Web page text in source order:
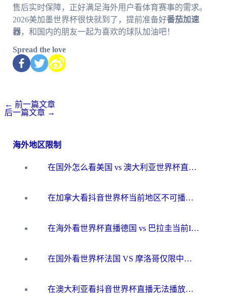
售后实时保障，正好满足海外用户看体育赛事的需求。
2026美加墨世界杯很快就到了，提前准备好番茄加速
器，和国内的朋友一起为喜欢的球队加油吧！
Spread the love
← 前一篇文章
后一篇文章 →
海外地区限制
在国外怎么看美国 vs 澳大利亚世界杯直播？海外党必藏的中文解说观赛指南
在加拿大看抖音世界杯当前地区不可播放？海外党体育观赛终极指南
在海外看世界杯直播德国 vs 巴拉圭当前IP受限制？这篇指南帮你轻松解决地区限制
在国外看世界杯法国 VS 摩洛哥仅限中国大陆？别让地域限制拦下你的欢呼
在澳大利亚看抖音世界杯直播无法播放？海外党体育观赛终极指南来了！